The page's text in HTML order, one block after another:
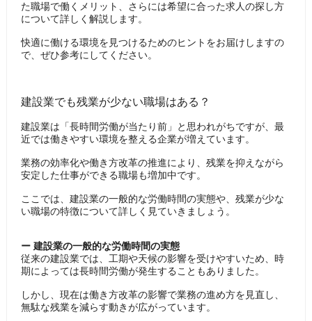
た職場で働くメリット、さらには希望に合った求人の探し方
について詳しく解説します。
快適に働ける環境を見つけるためのヒントをお届けしますの
で、ぜひ参考にしてください。
建設業でも残業が少ない職場はある？
建設業は「長時間労働が当たり前」と思われがちですが、最
近では働きやすい環境を整える企業が増えています。
業務の効率化や働き方改革の推進により、残業を抑えながら
安定した仕事ができる職場も増加中です。
ここでは、建設業の一般的な労働時間の実態や、残業が少な
い職場の特徴について詳しく見ていきましょう。
ー 建設業の一般的な労働時間の実態
従来の建設業では、工期や天候の影響を受けやすいため、時
期によっては長時間労働が発生することもありました。
しかし、現在は働き方改革の影響で業務の進め方を見直し、
無駄な残業を減らす動きが広がっています。